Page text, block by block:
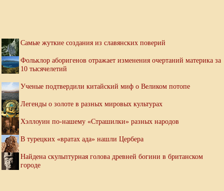
Самые жуткие создания из славянских поверий
Фольклор аборигенов отражает изменения очертаний материка за
10 тысячелетий
Ученые подтвердили китайский миф о Великом потопе
Легенды о золоте в разных мировых культурах
Хэллоуин по-нашему «Страшилки» разных народов
В турецких «вратах ада» нашли Цербера
Найдена скульптурная голова древней богини в британском
городе